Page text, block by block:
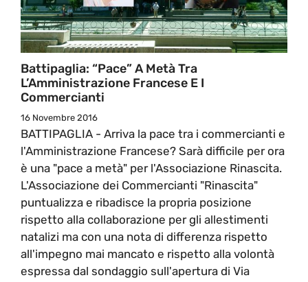
Battipaglia: “Pace” A Metà Tra
L’Amministrazione Francese E I
Commercianti
16 Novembre 2016
BATTIPAGLIA - Arriva la pace tra i commercianti e
l'Amministrazione Francese? Sarà difficile per ora
è una "pace a metà" per l'Associazione Rinascita.
L'Associazione dei Commercianti "Rinascita"
puntualizza e ribadisce la propria posizione
rispetto alla collaborazione per gli allestimenti
natalizi ma con una nota di differenza rispetto
all'impegno mai mancato e rispetto alla volontà
espressa dal sondaggio sull'apertura di Via